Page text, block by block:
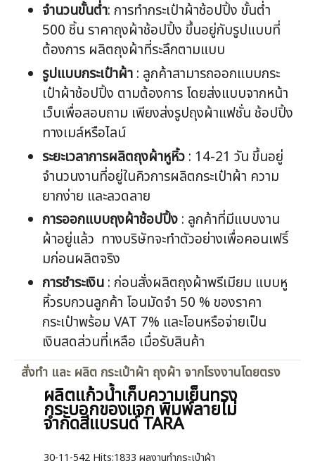
จำนวนขั้นต่ำ: การทำกระเป๋าผ้าช้อปปิ้ง ขั้นต่ำ
500 ชิ้น ราคาถุงผ้าช้อปปิ้ง ขึ้นอยู่กับรูปแบบที่
ต้องการ ผลิตถุงผ้าที่ระลึกตามแบบ
รูปแบบกระเป๋าผ้า : ลูกค้าสามารถออกแบบกระ
เป๋าผ้าช้อปปิ้ง ตามต้องการ โดยส่งแบบจากหน้า
เว็บเพื่อสอบถาม เพียงส่งรูปถุงผ้าแฟชั่น ช้อปปิ้ง
ทางเมล์หรือไลน์
ระยะเวลาการผลิตถุงผ้าหูหิ้ว : 14-21 วัน ขึ้นอยู่
จำนวนงานที่อยู่ในคิวการผลิตกระเป๋าผ้า ความ
ยากง่าย และลวดลาย
การออกแบบถุงผ้าช้อปปิ้ง : ลูกค้าที่มีแบบงาน
ผ้าอยู่แล้ว ทางบริษัทจะทำตัวอย่างเพื่อคอนเฟริ์
มก่อนผลิตจริง
การชำระเงิน : ก่อนสั่งผลิตถุงผ้าพรีเมียม แบบหู
หิ้วรบกวนลูกค้า โอนมัดจำ 50 % ของราคา
กระเป๋าพร้อม VAT 7% และโอนหรือจ่ายเป็น
เงินสดส่วนที่เหลือ เมื่อรับสินค้า
สั่งทำ และ ผลิต กระเป๋าผ้า ถุงผ้า จากโรงงานโดยตรง
ผลิตแก้วน้ำเก็บความเย็นทรง
กระบอกของแจก พิมพ์ลายไม่
จำกัดสีแบรนด์ TARA
30-11-542 Hits:1833 ผลงานทำกระเป๋าผ้า